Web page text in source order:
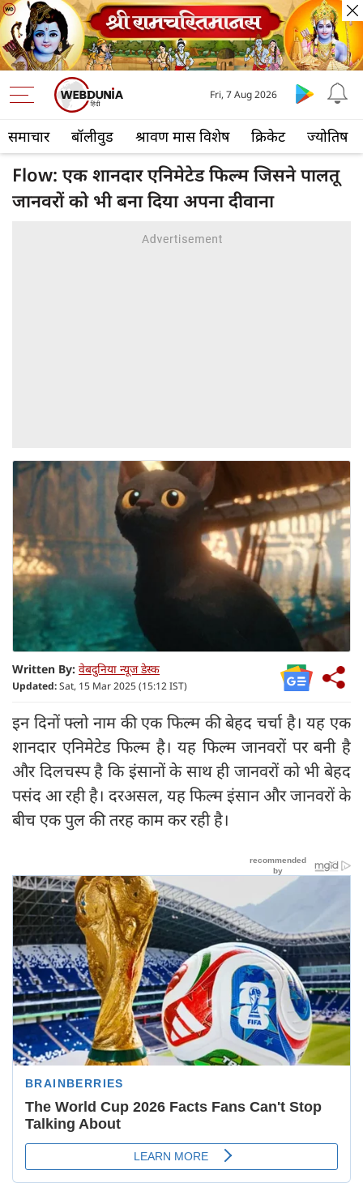
समाचार बॉलीवुड श्रावण मास विशेष क्रिकेट ज्योतिष
Fri, 7 Aug 2026
Flow: एक शानदार एनिमेटेड फिल्‍म जिसने पालतू
जानवरों को भी बना दिया अपना दीवाना
Written By: वेबदुनिया न्यूज डेस्क
Updated:Sat, 15 Mar 2025 (15:12 IST)
इन दिनों फ्लो नाम की एक फिल्‍म की बेहद चर्चा है। यह एक
शानदार एनिमेटेड फिल्‍म है। यह फिल्‍म जानवरों पर बनी है
और दिलचस्‍प है कि इंसानों के साथ ही जानवरों को भी बेहद
पसंद आ रही है। दरअसल, यह फिल्‍म इंसान और जानवरों के
बीच एक पुल की तरह काम कर रही है।